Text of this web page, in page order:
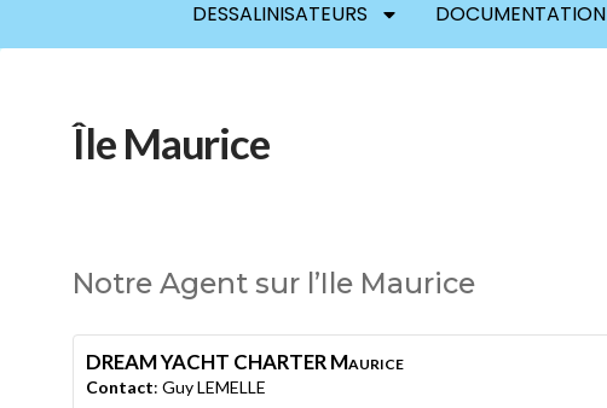
DESSALINISATEURS DOCUMENTATION
Île Maurice
Notre Agent sur l’Ile Maurice
DREAM YACHT CHARTER Maurice
Contact: GuyLEMELLE